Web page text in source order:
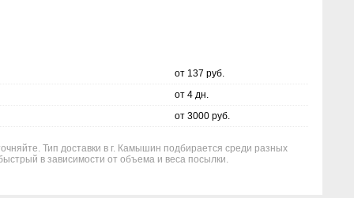
от 137 руб.
от 4 дн.
от 3000 руб.
Тип доставки в г. Камышин подбирается среди разных
в зависимости от объема и веса посылки.